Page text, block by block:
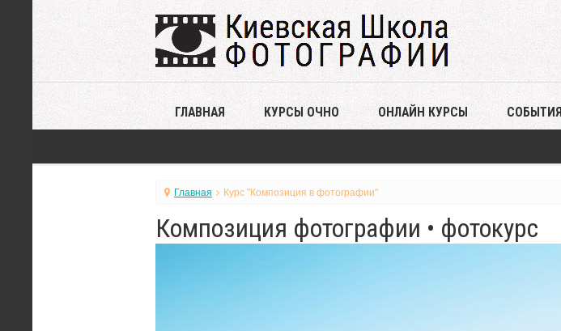
ГЛАВНАЯ КУРСЫ ОЧНО ОНЛАЙН КУРСЫ СОБЫТИЯ
Главная Курс "Композиция в фотографии"
Композиция фотографии • фотокурс